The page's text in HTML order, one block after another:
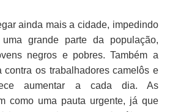
ainda mais a cidade, impedindo
grande parte da população,
negros e pobres. Também a
contra os trabalhadores camelôs e
aumentar a cada dia. As
como uma pauta urgente, já que